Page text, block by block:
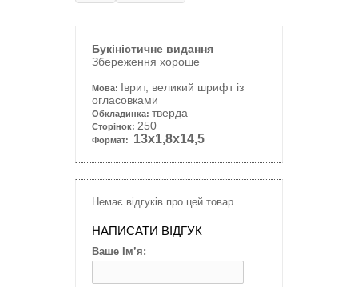
Букіністичне видання
Збереження хороше
Мова: Іврит, великий шрифт із
огласовками
Обкладинка: тверда
Сторінок: 250
Формат: 13х1,8х14,5
Немає відгуків про цей товар.
НАПИСАТИ ВІДГУК
Ваше Ім’я: